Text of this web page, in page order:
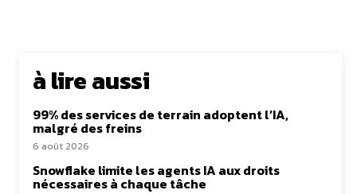
à lire aussi
99% des services de terrain adoptent l’IA,
malgré des freins
6 août 2026
Snowflake limite les agents IA aux droits
nécessaires à chaque tâche